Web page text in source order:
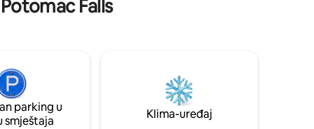
za
skladu s Airbnbovim pravilima, zabave
Falls
parking u
smještaja
Klima-uređaj